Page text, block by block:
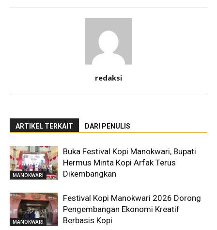
redaksi
ARTIKEL TERKAIT DARI PENULIS
MANOKWARI
Buka Festival Kopi Manokwari, Bupati
Hermus Minta Kopi Arfak Terus
Dikembangkan
MANOKWARI
Festival Kopi Manokwari 2026 Dorong
Pengembangan Ekonomi Kreatif
Berbasis Kopi